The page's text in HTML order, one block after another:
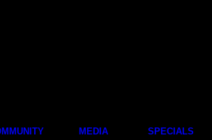
MEDIA SPECIALS